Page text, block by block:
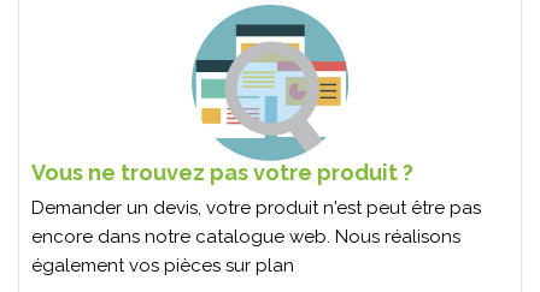
Vous ne trouvez pas votre produit ?
Demander un devis, votre produit n'est peut être pas
encore dans notre catalogue web. Nous réalisons
également vos pièces sur plan